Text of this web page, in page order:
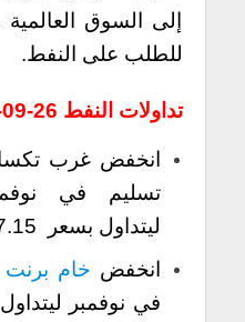
إلى السوق
للطلب على النفط.
تداولات النفط 26-09-2022
ليتداول بسعر 77.15 دولارًا للبرميل.
انخفض خام برنت